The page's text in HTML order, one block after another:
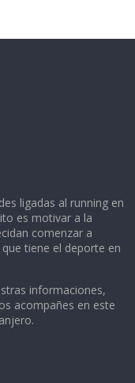
ligadas al running en
es motivar a la
comenzar a
tiene el deporte en
informaciones,
acompañes en este